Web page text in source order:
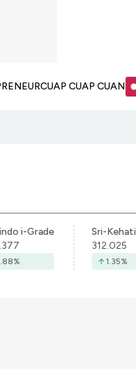
CUAP CUAP CUAN
i-Grade
%
Sri-Kehati
312.025
1.35%